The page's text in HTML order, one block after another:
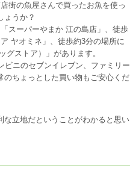
街の魚屋さんで買ったお魚を使っ
ょうか？
スーパーやまか 江の島店」、徒歩
ヤオミネ」、徒歩約3分の場所に
グストア）」があります。
ビニのセブンイレブン、ファミリー
のちょっとした買い物もご安心くだ
な立地だということがわかると思い